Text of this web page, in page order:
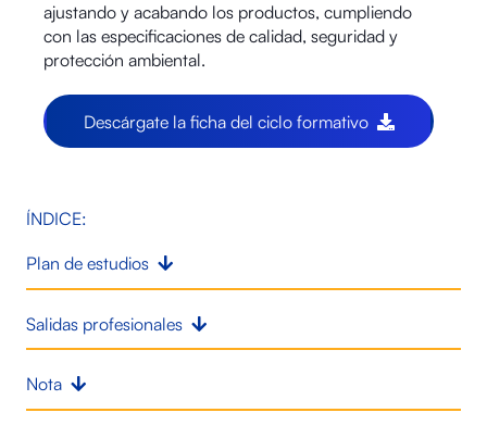
ajustando y acabando los productos, cumpliendo
con las especificaciones de calidad, seguridad y
protección ambiental.
Descárgate la ficha del ciclo formativo
ÍNDICE:
Plan de estudios
Salidas profesionales
Nota